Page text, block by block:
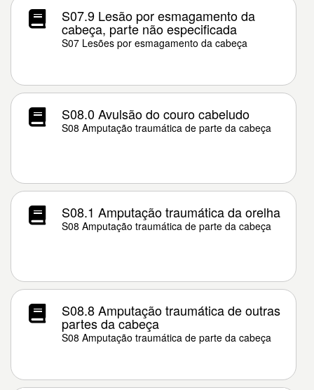
S07.9 Lesão por esmagamento da
cabeça, parte não especificada
S07 Lesões por esmagamento da cabeça
S08.0 Avulsão do couro cabeludo
S08 Amputação traumática de parte da cabeça
S08.1 Amputação traumática da orelha
S08 Amputação traumática de parte da cabeça
S08.8 Amputação traumática de outras
partes da cabeça
S08 Amputação traumática de parte da cabeça